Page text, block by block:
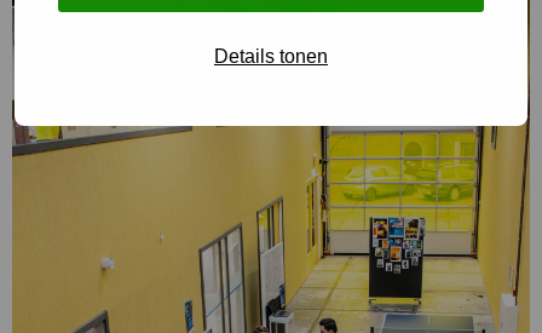
Details tonen